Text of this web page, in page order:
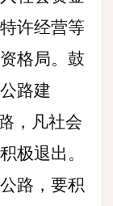
许经营等
格局。鼓
路建
，凡社会
极退出。
路，要积